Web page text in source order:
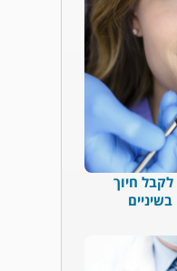
לקבל חיוך